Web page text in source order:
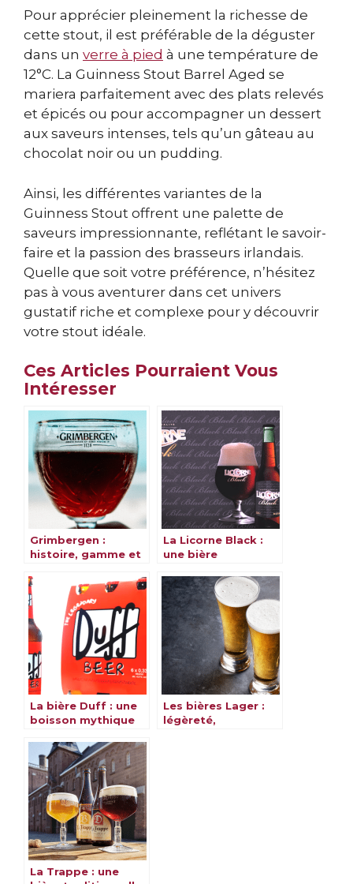
Pour apprécier pleinement la richesse de
cette stout, il est préférable de la déguster
dans un verre à pied à une température de
12°C. La Guinness Stout Barrel Aged se
mariera parfaitement avec des plats relevés
et épicés ou pour accompagner un dessert
aux saveurs intenses, tels qu’un gâteau au
chocolat noir ou un pudding.
Ainsi, les différentes variantes de la
Guinness Stout offrent une palette de
saveurs impressionnante, reflétant le savoir-
faire et la passion des brasseurs irlandais.
Quelle que soit votre préférence, n’hésitez
pas à vous aventurer dans cet univers
gustatif riche et complexe pour y découvrir
votre stout idéale.
Ces Articles Pourraient Vous
Intéresser
Grimbergen :
histoire, gamme et
La Licorne Black :
une bière
magique
La bière Duff : une
boisson mythique
Les bières Lager :
légèreté,
La Trappe : une